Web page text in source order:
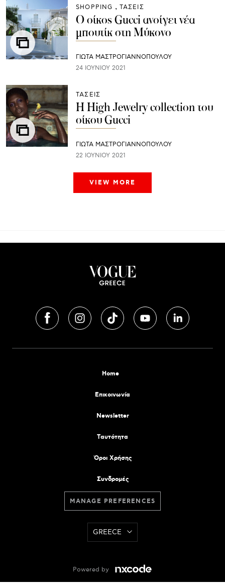
SHOPPING ΤΑΣΕΙΣ
Ο οίκος Gucci ανοίγει νέα
μπουτίκ στη Μύκονο
ΓΙΩΤΑ ΜΑΣΤΡΟΓΙΑΝΝΟΠΟΥΛΟΥ
24 ΙΟΥΝΊΟΥ 2021
ΤΑΣΕΙΣ
H High Jewelry collection του
οίκου Gucci
ΓΙΩΤΑ ΜΑΣΤΡΟΓΙΑΝΝΟΠΟΥΛΟΥ
22 ΙΟΥΝΊΟΥ 2021
VIEW MORE
Home
Επικοινωνία
Newsletter
Tαυτότητα
Όροι Χρήσης
Συνδρομές
MANAGE PREFERENCES
GREECE
Powered by